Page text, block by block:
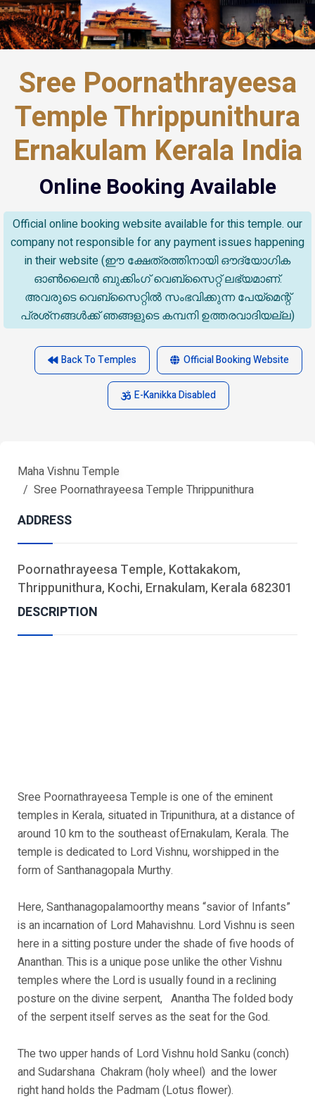
Sree Poornathrayeesa
Temple Thrippunithura
Ernakulam Kerala India
Online Booking Available
Official online booking website available for this temple. our
company not responsible for any payment issues happening
in their website (ഈ ക്ഷേത്രത്തിനായി ഔദ്യോഗിക
ഓൺലൈൻ ബുക്കിംഗ് വെബ്സൈറ്റ് ലഭ്യമാണ്.
അവരുടെ വെബ്‌സൈറ്റിൽ സംഭവിക്കുന്ന പേയ്‌മെന്റ്
പ്രശ്‌നങ്ങൾക്ക് ഞങ്ങളുടെ കമ്പനി ഉത്തരവാദിയല്ല)
Back To Temples Official Booking Website
E-Kanikka Disabled
Maha Vishnu Temple
Sree Poornathrayeesa Temple Thrippunithura
ADDRESS
Poornathrayeesa Temple, Kottakakom,
Thrippunithura, Kochi, Ernakulam, Kerala 682301
DESCRIPTION
Sree Poornathrayeesa Temple is one of the eminent
temples in Kerala, situated in Tripunithura, at a distance of
around 10 km to the southeast ofErnakulam, Kerala. The
temple is dedicated to Lord Vishnu, worshipped in the
form of Santhanagopala Murthy.
Here, Santhanagopalamoorthy means “savior of Infants”
is an incarnation of Lord Mahavishnu. Lord Vishnu is seen
here in a sitting posture under the shade of five hoods of
Ananthan. This is a unique pose unlike the other Vishnu
temples where the Lord is usually found in a reclining
posture on the divine serpent, Anantha The folded body
of the serpent itself serves as the seat for the God.
The two upper hands of Lord Vishnu hold Sanku (conch)
and Sudarshana Chakram (holy wheel) and the lower
right hand holds the Padmam (Lotus flower).